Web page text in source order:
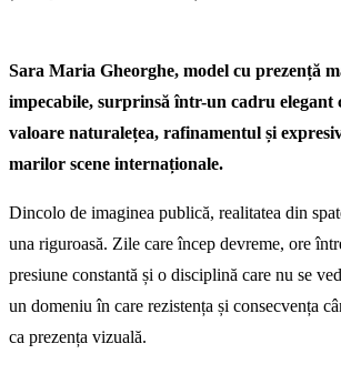
Sara Maria Gheorghe, model cu prezență
impecabile, surprinsă într-un cadru elegant
valoare naturalețea, rafinamentul și
marilor scene internaționale.
Dincolo de imaginea publică, realitatea din
una riguroasă. Zile care încep devreme, ore
presiune constantă și o disciplină care nu se
un domeniu în care rezistența și consecvența
ca prezența vizuală.